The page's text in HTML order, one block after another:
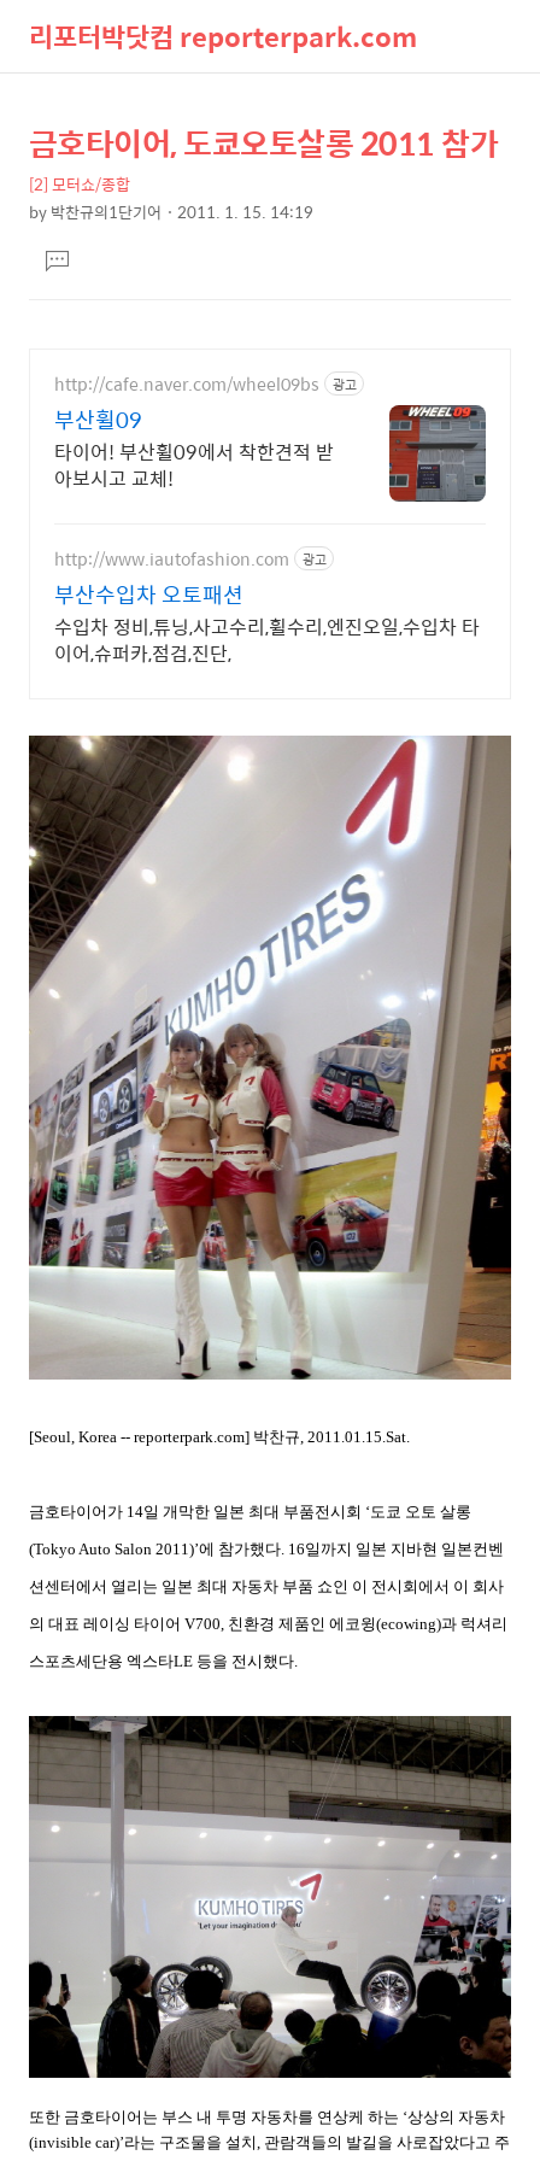
리포터박닷컴 reporterpark.com
색
뉴
상
세
컨
텐
츠
본
문
제
목
금호타이어, 도쿄오토살롱 2011 참가
[2] 모터쇼/종합
by박찬규의1단기어 2011. 1. 15. 14:19
문댓
글
http://cafe.naver.com/wheel09bs 광고
부산휠09
타이어! 부산휠09에서 착한견적 받
아보시고 교체!
http://www.iautofashion.com 광고
부산수입차 오토패션
수입차 정비,튜닝,사고수리,휠수리,엔진오일,수입차 타
이어,슈퍼카,점검,진단,
[Seoul, Korea -- reporterpark.com] 박찬규 , 2011.01.15.Sat.
금호타이어가 14일 개막한 일본 최대 부품전시회 ‘ 도쿄 오토 살롱
(Tokyo Auto Salon 2011)’에 참가했다 . 16일까지 일본 지바현 일본컨벤
션센터에서 열리는 일본 최대 자동차 부품 쇼인 이 전시회에서 이 회사
의 대표 레이싱 타이어 V700, 친환경 제품인 에코윙(ecowing)과 럭셔리
스포츠세단용 엑스타LE 등을 전시했다
또한 금호타이어는 부스 내 투명 자동차를 연상케 하는 ‘상상의 자동차
(invisible car)’라는 구조물을 설치 관람객들의 발길을 사로잡았다고 주